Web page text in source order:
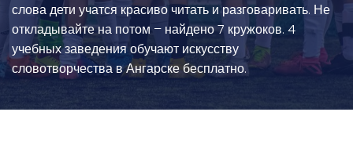
слова дети учатся красиво читать и разговаривать. Не
откладывайте на потом – найдено 7 кружоков. 4
учебных заведения обучают искусству
словотворчества в Ангарске бесплатно.